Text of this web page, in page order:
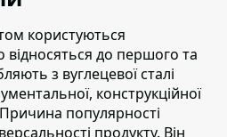
користуються
відносяться до першого та
з вуглецевої сталі
конструкційної
популярності
продукту. Він